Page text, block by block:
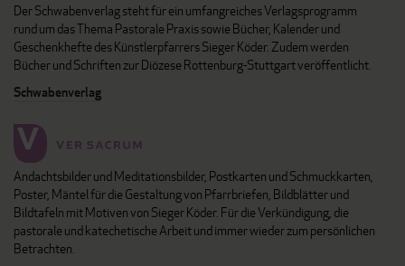
Der Schwabenverlag steht für ein umfangreiches Verlagsprogramm
rund um das Thema Pastorale Praxis sowie Bücher, Kalender und
Geschenkhefte des Künstlerpfarrers Sieger Köder. Zudem werden
Bücher und Schriften zur Diözese Rottenburg-Stuttgart veröffentlicht.
Schwabenverlag
Andachtsbilder und Meditationsbilder, Postkarten und Schmuckkarten,
Poster, Mäntel für die Gestaltung von Pfarrbriefen, Bildblätter und
Bildtafeln mit Motiven von Sieger Köder. Für die Verkündigung, die
pastorale und katechetische Arbeit und immer wieder zum persönlichen
Betrachten.